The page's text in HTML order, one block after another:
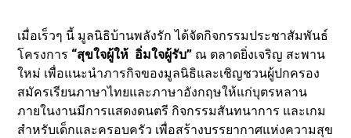
เมื่อเร็วๆ นี้ มูลนิธิบ้านพลังรัก ได้จัดกิจกรรมประชาสัมพันธ์
โครงการ “สุขใจผู้ให้ อิ่มใจผู้รับ” ณ ตลาดยิ่งเจริญ สะพาน
ใหม่ เพื่อแนะนำภารกิจของมูลนิธิและเชิญชวนผู้ปกครอง
สมัครเรียนภาษาไทยและภาษาอังกฤษให้แก่บุตรหลาน
ภายในงานมีการแสดงดนตรี กิจกรรมสันทนาการ และเกม
สำหรับเด็กและครอบครัว เพื่อสร้างบรรยากาศแห่งความสุข